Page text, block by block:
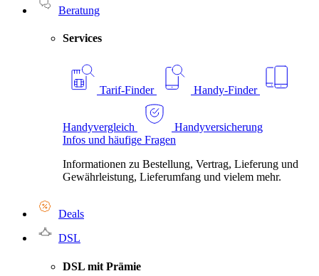
Beratung
Services
Tarif-Finder Handy-Finder
Handyvergleich
Handyversicherung
Infos und häufige Fragen
Informationen zu Bestellung, Vertrag, Lieferung und
Gewährleistung, Lieferumfang und vielem mehr.
Deals
DSL
DSL mit Prämie